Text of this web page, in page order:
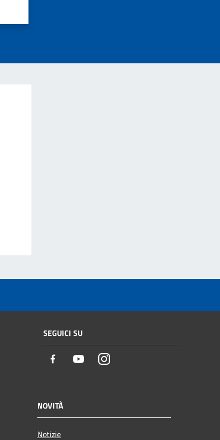
SEGUICI SU
Facebook YoutubeInstagram
NOVITÀ
Notizie